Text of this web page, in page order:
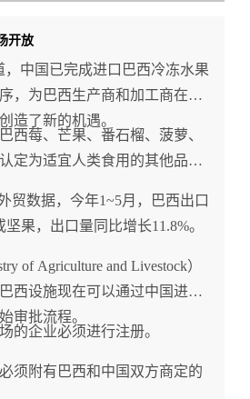
开放
，中国已完成进口巴西冷冻水果
，为巴西生产商和加工商在这
造了新的机遇。
西莓、芒果、番石榴、菠萝、
定为适宜人类食用的其他品类
贸数据，今年1~5月，巴西出口
果，出口量同比增长11.8%。
of Agriculture and Livestock）
西设施现在可以通过中国进口
审批流程。
的企业必须进行注册。
须附有巴西和中国双方商定的